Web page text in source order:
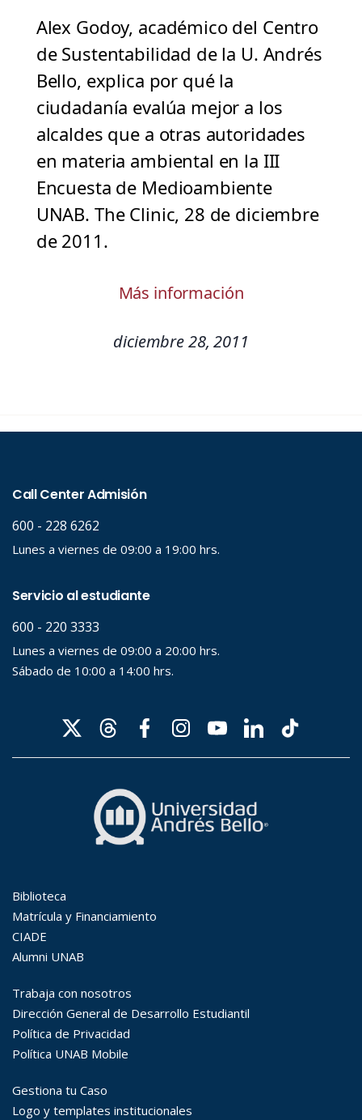
Alex Godoy, académico del Centro
de Sustentabilidad de la U. Andrés
Bello, explica por qué la
ciudadanía evalúa mejor a los
alcaldes que a otras autoridades
en materia ambiental en la III
Encuesta de Medioambiente
UNAB. The Clinic, 28 de diciembre
de 2011.
Más información
diciembre 28, 2011